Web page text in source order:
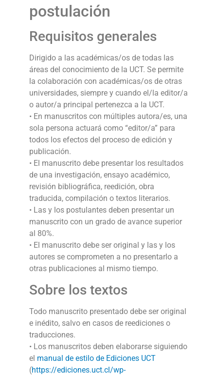
postulación
Requisitos generales
Dirigido a las académicas/os de todas las
áreas del conocimiento de la UCT. Se permite
la colaboración con académicas/os de otras
universidades, siempre y cuando el/la editor/a
o autor/a principal pertenezca a la UCT.
• En manuscritos con múltiples autora/es, una
sola persona actuará como “editor/a” para
todos los efectos del proceso de edición y
publicación.
• El manuscrito debe presentar los resultados
de una investigación, ensayo académico,
revisión bibliográfica, reedición, obra
traducida, compilación o textos literarios.
• Las y los postulantes deben presentar un
manuscrito con un grado de avance superior
al 80%.
• El manuscrito debe ser original y las y los
autores se comprometen a no presentarlo a
otras publicaciones al mismo tiempo.
Sobre los textos
Todo manuscrito presentado debe ser original
e inédito, salvo en casos de reediciones o
traducciones.
• Los manuscritos deben elaborarse siguiendo
el manual de estilo de Ediciones UCT
(https://ediciones.uct.cl/wp-